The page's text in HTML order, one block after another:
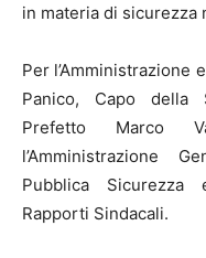
in materia di sicurezza
Per l’Amministrazione
Panico, Capo della
Prefetto Marco
l’Amministrazione
Pubblica Sicurezza
Rapporti Sindacali.